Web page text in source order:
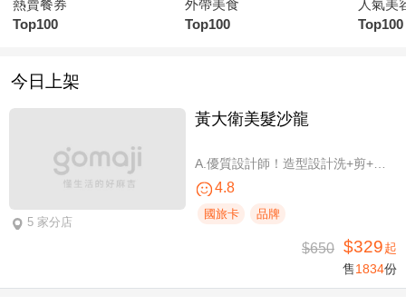
熱賣餐券
Top100
外帶美食
Top100
人氣美
Top100
今日上架
5 家分店
黃大衛美髮沙龍
4.8
國旅卡 品牌
$650 $329起
售1834份